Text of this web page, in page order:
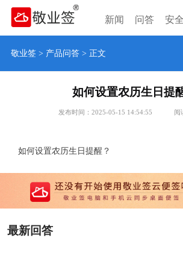
新闻 问答 安全
敬业签> 产品问答> 正文
如何设置农历生日提
发布时间：2025-05-15 14:54:55 阅
如何设置农历生日提醒？
最新回答